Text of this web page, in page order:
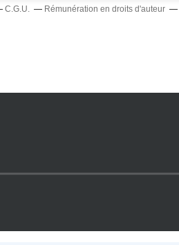
C.G.U. Rémunération en droits d'auteur